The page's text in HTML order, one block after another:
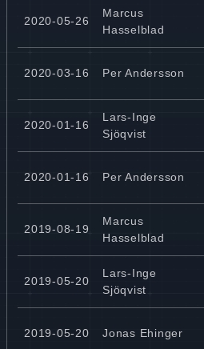
2020-05-26
Marcus
Hasselblad
2020-03-16 Per Andersson
2020-01-16
Lars-Inge
Sjöqvist
2020-01-16 Per Andersson
2019-08-19
Marcus
Hasselblad
2019-05-20
Lars-Inge
Sjöqvist
2019-05-20 Jonas Ehinger